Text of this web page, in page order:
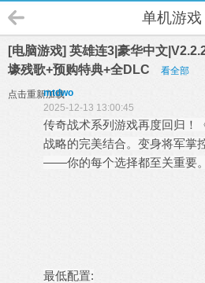
单机游戏
[电脑游戏] 英雄连3|豪华中文
壕残歌+预购特典+全DLC
看全部
点击重新加载
mtdwo
2025-12-13 13:00:45
传奇战术系列游戏再度回归！
战略的完美结合。变身将军掌
——你的每个选择都至关重要。
最低配置: